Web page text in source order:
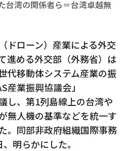
台湾の関係者ら＝台湾卓越無
ドローン）産業による外交
進める外交部（外務省）は
代移動体システム産業の振
産業振興協議会」
し、第1列島線上の台湾や
無人機の基準などを統一す
。同部非政府組織国際事務
明らかにした。